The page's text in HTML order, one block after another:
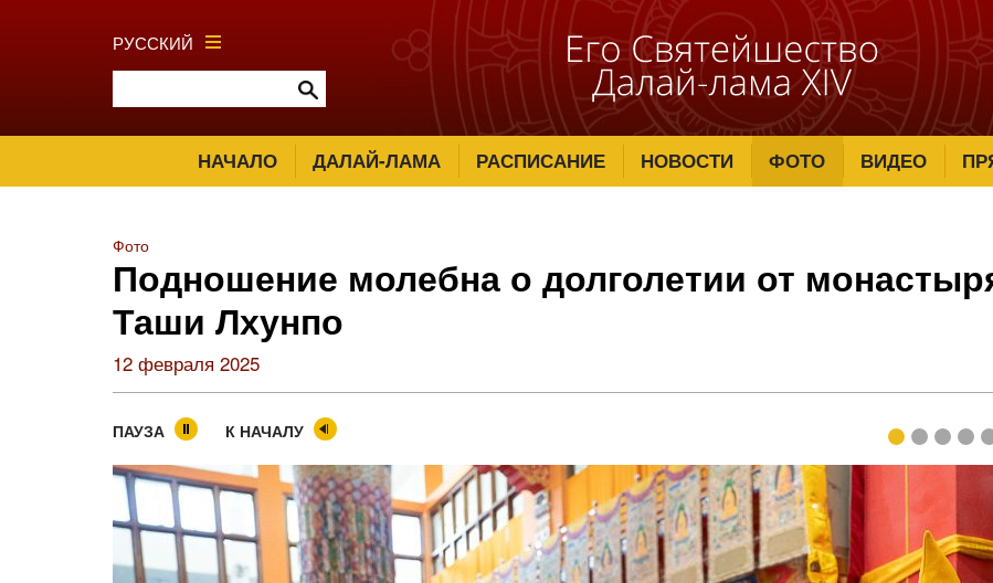
РУССКИЙ
НАЧАЛО ДАЛАЙ-ЛАМА РАСПИСАНИЕ НОВОСТИ ФОТО ВИДЕО
Фото
Подношение молебна о долголетии от
Таши Лхунпо
12 февраля 2025
ПАУЗА К НАЧАЛУ